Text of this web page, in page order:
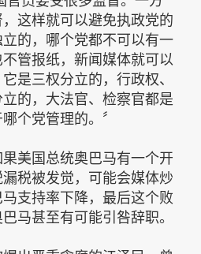
这样就可以避免执政党的
的，哪个党都不可以有一
管报纸，新闻媒体就可以
是三权分立的，行政权、
的，大法官、检察官都是
个党管理的。〞
美国总统奥巴马有一个开
税被发觉，可能会媒体炒
支持率下降，最后这个败
马甚至有可能引咎辞职。